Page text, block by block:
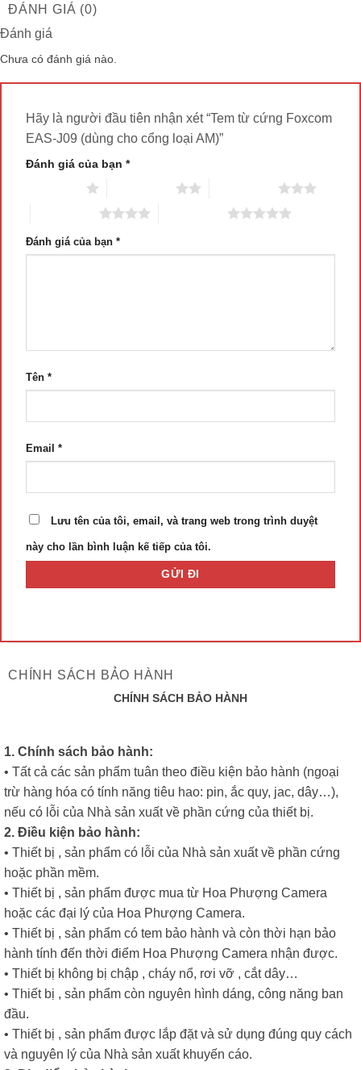
ĐÁNH GIÁ (0)
Đánh giá
Chưa có đánh giá nào.
Hãy là người đầu tiên nhận xét “Tem từ cứng Foxcom
EAS-J09 (dùng cho cổng loại AM)”
Đánh giá của bạn *
Đánh giá của bạn *
Tên *
Email *
Lưu tên của tôi, email, và trang web trong trình duyệt
này cho lần bình luận kế tiếp của tôi.
CHÍNH SÁCH BẢO HÀNH
CHÍNH SÁCH BẢO HÀNH
1. Chính sách bảo hành:
• Tất cả các sản phẩm tuân theo điều kiện bảo hành (ngoại
trừ hàng hóa có tính năng tiêu hao: pin, ắc quy, jac, dây…),
nếu có lỗi của Nhà sản xuất về phần cứng của thiết bị.
2. Điều kiện bảo hành:
• Thiết bị , sản phẩm có lỗi của Nhà sản xuất về phần cứng
hoặc phần mềm.
• Thiết bị , sản phẩm được mua từ Hoa Phượng Camera
hoặc các đại lý của Hoa Phượng Camera.
• Thiết bị , sản phẩm có tem bảo hành và còn thời hạn bảo
hành tính đến thời điểm Hoa Phượng Camera nhận được.
• Thiết bị không bị chập , cháy nổ, rơi vỡ , cắt dây…
• Thiết bị , sản phẩm còn nguyên hình dáng, công năng ban
đầu.
• Thiết bị , sản phẩm được lắp đặt và sử dụng đúng quy cách
và nguyên lý của Nhà sản xuất khuyến cáo.